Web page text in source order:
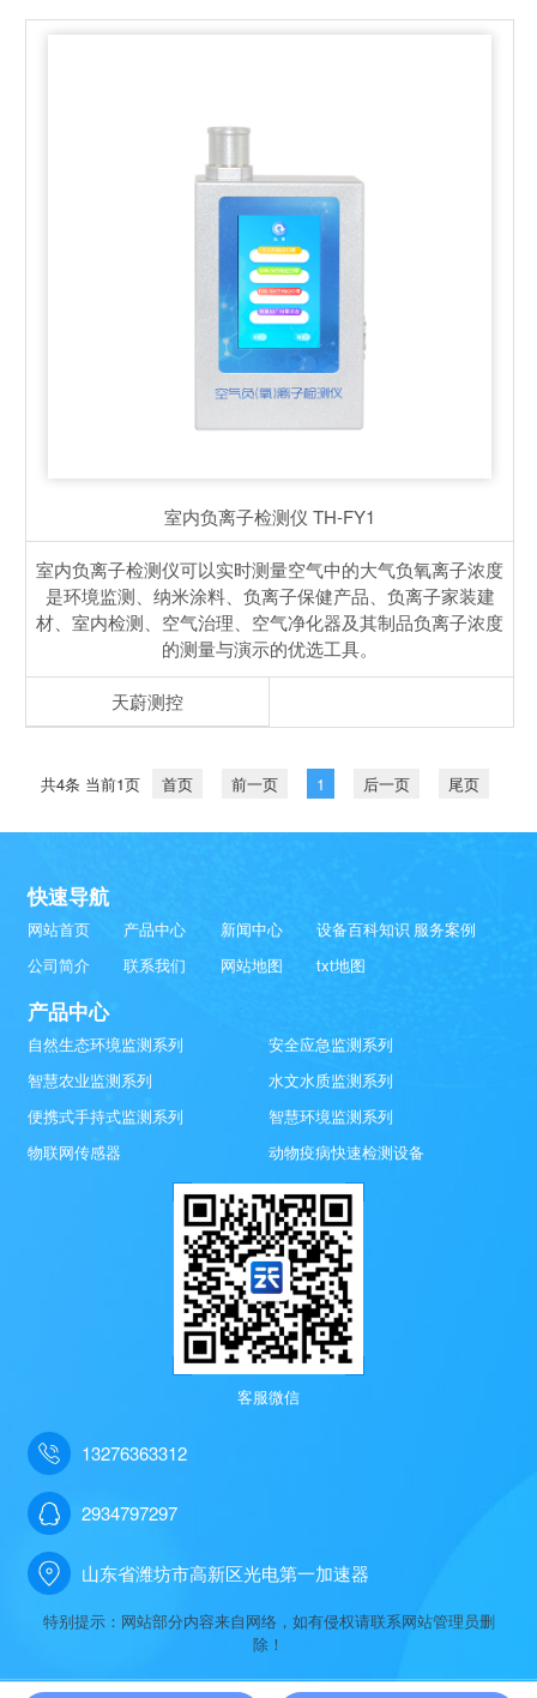
室内负离子检测仪 TH-FY1
室内负离子检测仪可以实时测量空气中的大气负氧离子浓度
是环境监测、纳米涂料、负离子保健产品、负离子家装建
材、室内检测、空气治理、空气净化器及其制品负离子浓度
的测量与演示的优选工具。
天蔚测控
共4条 当前1页 首页 前一页 1 后一页 尾页
快速导航
网站首页 产品中心 新闻中心 设备百科知识 服务案例
公司简介
联系我们 网站地图 txt地图
产品中心
自然生态环境监测系列
安全应急监测系列
智慧农业监测系列
水文水质监测系列
便携式手持式监测系列
智慧环境监测系列
物联网传感器
动物疫病快速检测设备
客服微信
13276363312
2934797297
山东省潍坊市高新区光电第一加速器
特别提示：网站部分内容来自网络，如有侵权请联系网站管理员删
除！
天蔚科技有限公司主要产品有gnss位移监测站,是非洲猪瘟检测仪解决方案提供商,始